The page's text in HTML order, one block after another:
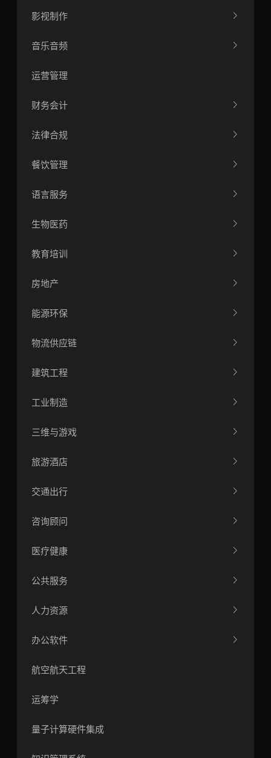
影视制作
音乐音频
运营管理
财务会计
法律合规
餐饮管理
语言服务
生物医药
教育培训
房地产
能源环保
物流供应链
建筑工程
工业制造
三维与游戏
旅游酒店
交通出行
咨询顾问
医疗健康
公共服务
人力资源
办公软件
航空航天工程
运筹学
量子计算硬件集成